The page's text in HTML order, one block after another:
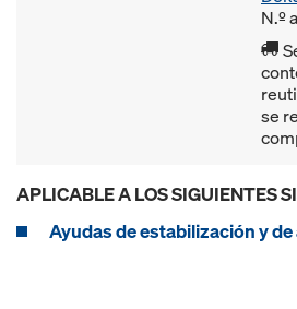
N.º
se
APLICABLE A LOS SIGUIENTES
Ayudas de estabilización y